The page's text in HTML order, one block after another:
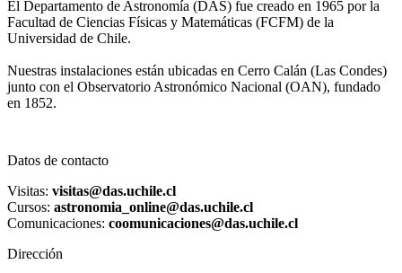
El Departamento de Astronomía (DAS) fue creado en 1965 por la
Facultad de Ciencias Físicas y Matemáticas (FCFM) de la
Universidad de Chile.
Nuestras instalaciones están ubicadas en Cerro Calán (Las Condes)
junto con el Observatorio Astronómico Nacional (OAN), fundado
en 1852.
Datos de contacto
Visitas: visitas@das.uchile.cl
Cursos: astronomia_online@das.uchile.cl
Comunicaciones: coomunicaciones@das.uchile.cl
Dirección